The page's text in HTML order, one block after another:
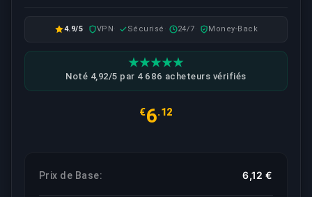
4.9/5 VPN Sécurisé 24/7 Money-Back
Noté 4,92/5 par 4 686 acheteurs vérifiés
€6.12
Prix de Base: 6,12 €